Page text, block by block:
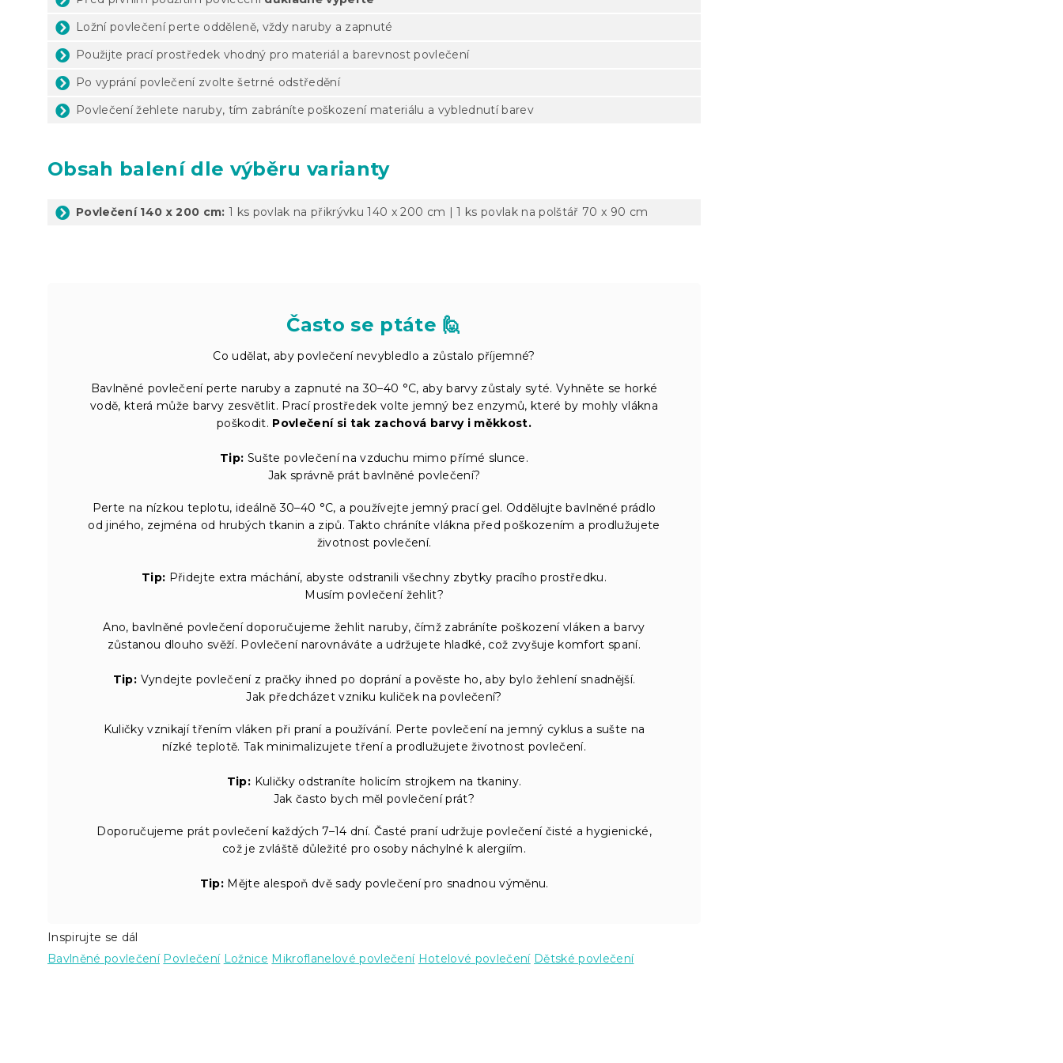
Ložní povlečení perte odděleně, vždy naruby a zapnuté
Použijte prací prostředek vhodný pro materiál a barevnost povlečení
Po vyprání povlečení zvolte šetrné odstředění
Povlečení žehlete naruby, tím zabráníte poškození materiálu a vyblednutí barev
Obsah balení dle výběru varianty
Povlečení 140 x 200 cm: 1 ks povlak na přikrývku 140 x 200 cm | 1 ks povlak na polštář 70 x 90 cm
Často se ptáte 🙋
Co udělat, aby povlečení nevybledlo a zůstalo příjemné?
Bavlněné povlečení perte naruby a zapnuté na 30–40 °C, aby barvy zůstaly syté. Vyhněte se horké
vodě, která může barvy zesvětlit. Prací prostředek volte jemný bez enzymů, které by mohly vlákna
poškodit. Povlečení si tak zachová barvy i měkkost.
Tip: Sušte povlečení na vzduchu mimo přímé slunce.
Jak správně prát bavlněné povlečení?
Perte na nízkou teplotu, ideálně 30–40 °C, a používejte jemný prací gel. Oddělujte bavlněné prádlo
od jiného, zejména od hrubých tkanin a zipů. Takto chráníte vlákna před poškozením a prodlužujete
životnost povlečení.
Tip: Přidejte extra máchání, abyste odstranili všechny zbytky pracího prostředku.
Musím povlečení žehlit?
Ano, bavlněné povlečení doporučujeme žehlit naruby, čímž zabráníte poškození vláken a barvy
zůstanou dlouho svěží. Povlečení narovnáváte a udržujete hladké, což zvyšuje komfort spaní.
Tip: Vyndejte povlečení z pračky ihned po doprání a pověste ho, aby bylo žehlení snadnější.
Jak předcházet vzniku kuliček na povlečení?
Kuličky vznikají třením vláken při praní a používání. Perte povlečení na jemný cyklus a sušte na
nízké teplotě. Tak minimalizujete tření a prodlužujete životnost povlečení.
Tip: Kuličky odstraníte holicím strojkem na tkaniny.
Jak často bych měl povlečení prát?
Doporučujeme prát povlečení každých 7–14 dní. Časté praní udržuje povlečení čisté a hygienické,
což je zvláště důležité pro osoby náchylné k alergiím.
Tip:Mějte alespoň dvě sady povlečení pro snadnou výměnu.
Inspirujte se dál
Bavlněné povlečení Povlečení Ložnice Mikroflanelové povlečení Hotelové povlečení Dětské povlečení